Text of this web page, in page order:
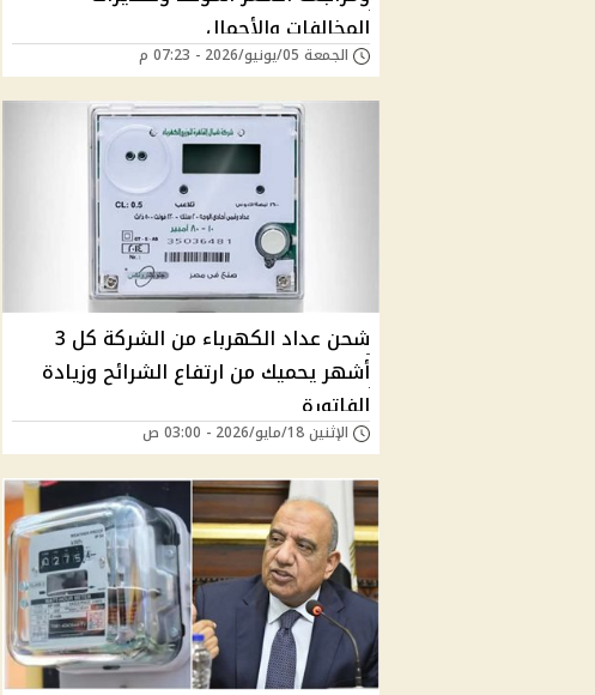
المخالفات والأحمال
الجمعة 05/يونيو/2026 - 07:23 م
شحن عداد الكهرباء من الشركة كل 3
أشهر يحميك من ارتفاع الشرائح وزيادة
الفاتورة
الإثنين 18/مايو/2026 - 03:00 ص